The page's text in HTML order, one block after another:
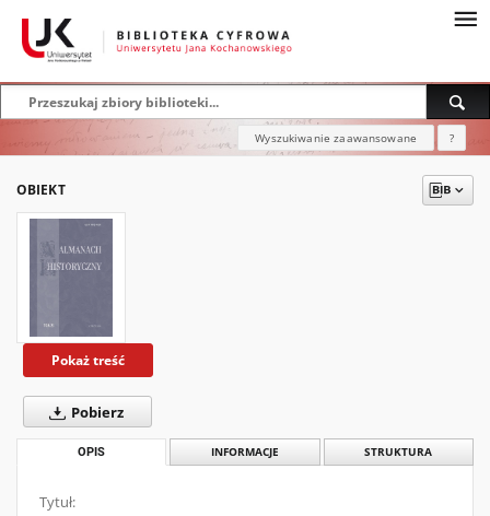
Wyszukiwanie zaawansowane ?
OBIEKT
Pokaż treść
Pobierz
OPIS INFORMACJE STRUKTURA
Tytuł: